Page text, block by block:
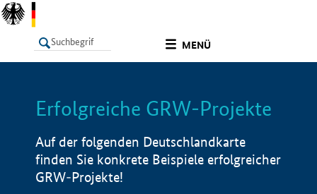
MENÜ
LISTE Info
Erfolgreiche GRW-Projekte
Auf der folgenden Deutschlandkarte
finden Sie konkrete Beispiele erfolgreicher
GRW-Projekte!